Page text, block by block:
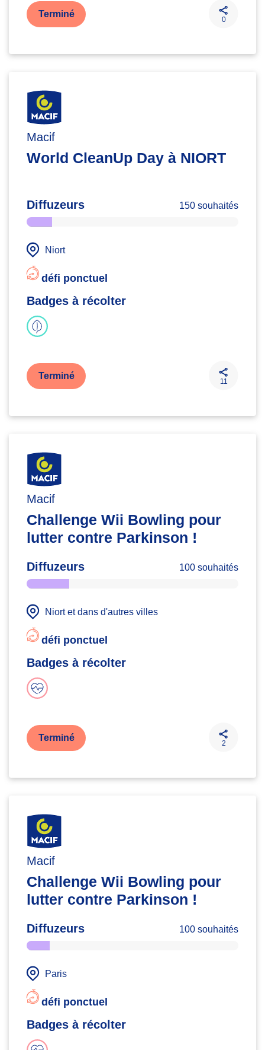
Terminé
0
Macif
World CleanUp Day à NIORT
Diffuzeurs 150 souhaités
Niort
défi ponctuel
Badges à récolter
Terminé
11
Macif
Challenge Wii Bowling pour
lutter contre Parkinson !
Diffuzeurs 100 souhaités
Niort et dans d'autres villes
défi ponctuel
Badges à récolter
Terminé
2
Macif
Challenge Wii Bowling pour
lutter contre Parkinson !
Diffuzeurs 100 souhaités
Paris
défi ponctuel
Badges à récolter